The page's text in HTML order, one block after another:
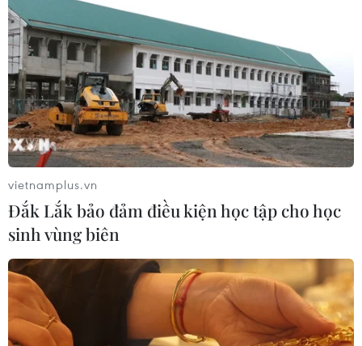
Johnson & Johnson chi 5,5 tỷ USD
dàn xếp vụ kiện phấn rôm gây ung
thư
28/07/2026 04:37
Panama cảnh báo ổ dịch hô hấp lạ
sau 6 ca tử vong liên tiếp
28/07/2026 01:50
Nắng nóng khốc liệt tại Mỹ và Hàn
Quốc đe dọa sức khỏe cộng đồng
27/07/2026 23:07
vietnamplus.vn
Đắk Lắk bảo đảm điều kiện học tập cho học
sinh vùng biên